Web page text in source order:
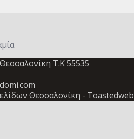
Τ.Κ 55535
Θεσσαλονίκη - Toastedweb